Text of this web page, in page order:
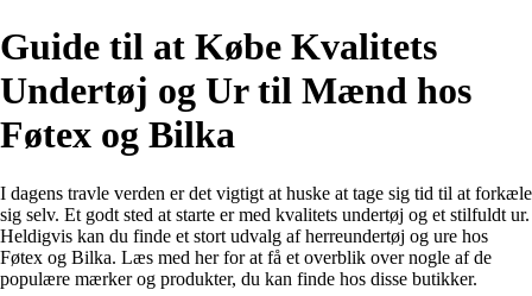
Guide til at Købe Kvalitets
Undertøj og Ur til Mænd hos
Føtex og Bilka
I dagens travle verden er det vigtigt at huske at tage sig tid til at forkæle
sig selv. Et godt sted at starte er med kvalitets undertøj og et stilfuldt ur.
Heldigvis kan du finde et stort udvalg af herreundertøj og ure hos
Føtex og Bilka. Læs med her for at få et overblik over nogle af de
populære mærker og produkter, du kan finde hos disse butikker.